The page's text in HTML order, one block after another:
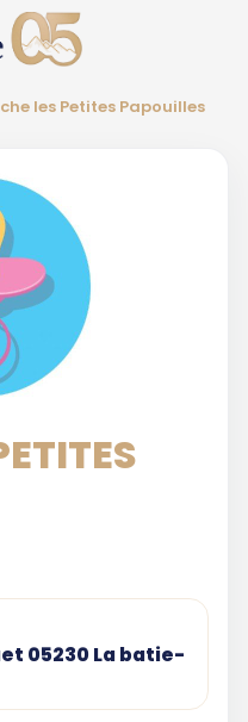
les Petites Papouilles
05230 La batie-